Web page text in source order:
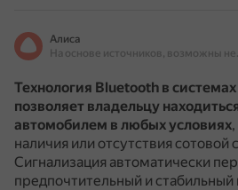
Алиса
На
Технология Bluetooth в
позволяет владельцу
автомобилем в любых условиях
наличия или отсутствия сотовой
Сигнализация автоматически
предпочтительный и стабильный